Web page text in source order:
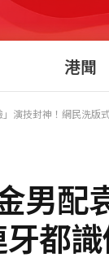
港聞
演技封神！網民洗版
男配
都